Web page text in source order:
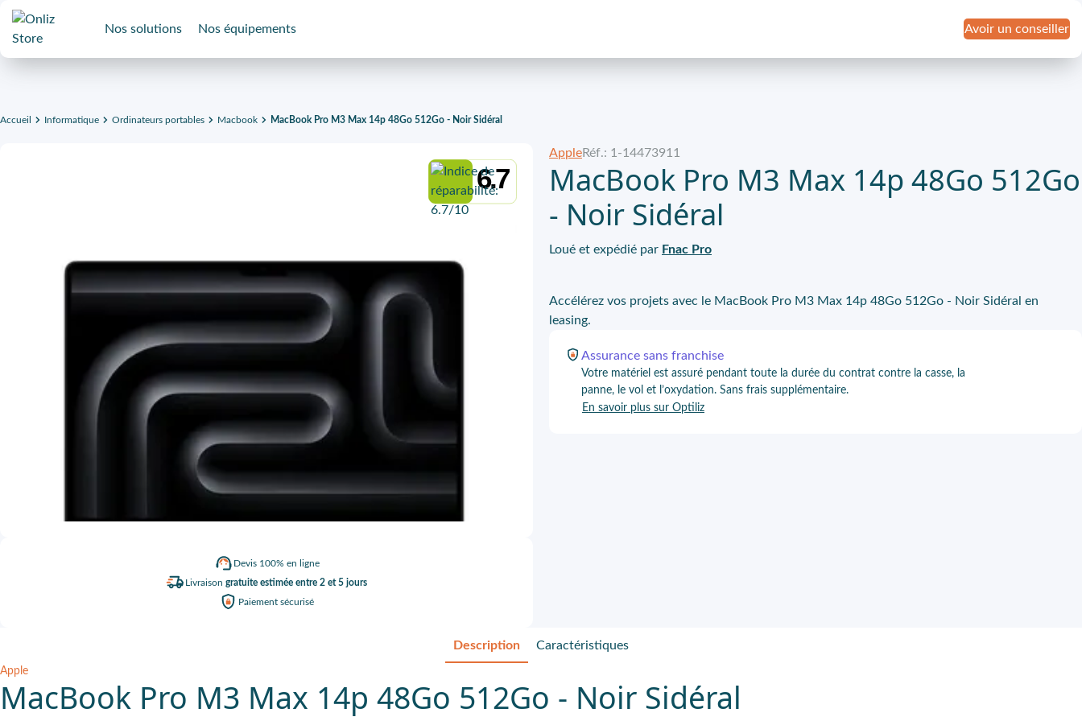
Nos solutions Nos équipements Avoir un conseiller
Accueil Informatique Ordinateurs portables Macbook MacBook Pro M3 Max 14p 48Go 512Go - Noir Sidéral
Devis 100% en ligne
Livraison gratuite estimée entre 2 et 5 jours
Paiement sécurisé
6.7
AppleRéf.: 1-14473911
MacBook Pro M3 Max 14p 48Go 512Go
- Noir Sidéral
Loué et expédié par Fnac Pro
Accélérez vos projets avec le MacBook Pro M3 Max 14p 48Go 512Go - Noir Sidéral en
leasing.
Assurance sans franchise
Votre matériel est assuré pendant toute la durée du contrat contre la casse, la
panne, le vol et l’oxydation. Sans frais supplémentaire.
En savoir plus sur Optiliz
Description Caractéristiques
Apple
MacBook Pro M3 Max 14p 48Go 512Go - Noir Sidéral